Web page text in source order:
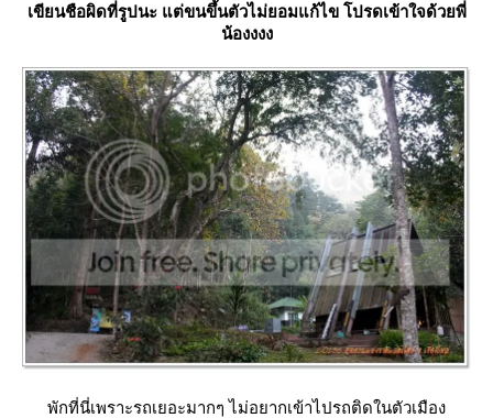
เขียนชือผิดที่รูปนะ แต่ขนขึ้นตัวไม่ยอมแก้ไข โปรดเข้าใจด้วยพี่
น้องงงง
พักที่นี่เพราะรถเยอะมากๆ ไม่อยากเข้าไปรถติดในตัวเมือง